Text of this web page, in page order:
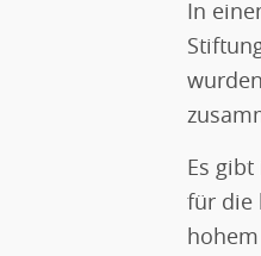
In
Es
für die